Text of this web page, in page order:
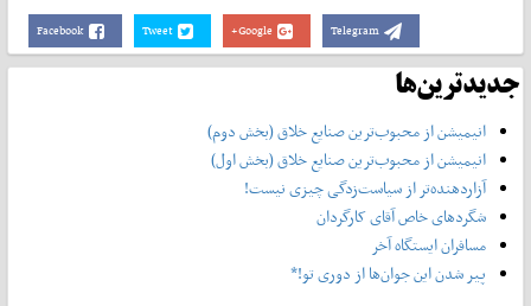
Facebook Tweet Google+ Telegram
جدیدترین‌ها
انیمیشن از محبوب‌ترین صنایع خلاق (بخش دوم)
انیمیشن از محبوب‌ترین صنایع خلاق (بخش اول)
آزاردهنده‌تر از سیاست‌زدگی چیزی نیست!
شگردهای خاص آقای کارگردان
مسافران ایستگاه آخر
پیر شدن این جوان‌ها از دوری تو!*